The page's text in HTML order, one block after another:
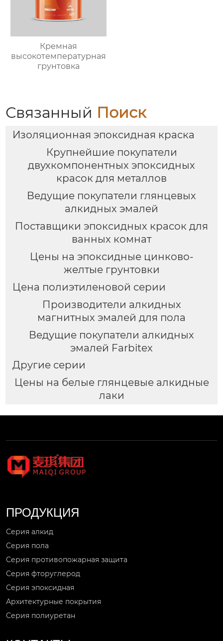
Кремная
высокотемпературная
грунтовка
Связанный Поиск
Изоляционная эпоксидная краска
Крупнейшие покупатели
двухкомпонентных эпоксидных
красок для металлов
Ведущие покупатели глянцевых
алкидных эмалей
Поставщики эпоксидных красок для
ванных комнат
Цены на эпоксидные цинково-
желтые грунтовки
Цена полиэтиленовой серии
Производители алкидных
магнитных эмалей для пола
Ведущие покупатели алкидных
эмалей Farbitex
Другие серии
Цены на белые глянцевые алкидные
лаки
ПРОДУКЦИЯ
Серия алкид
Серия пола
Серия противопожарная защита
Серия фторуглерод
Серия эпоксидная
Архитектурные покрытия
Серия полиуретан